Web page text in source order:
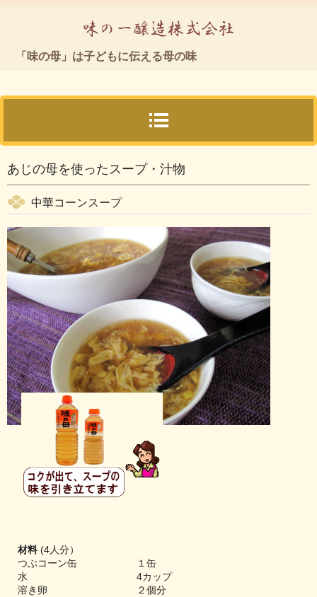
「味の母」
「味の母」は子どもに伝える母の味
あじの母を使ったスープ・汁物
中華コーンスープ
材料(4人分）
つぶコーン缶 １缶
水 4カップ
溶き卵 ２個分